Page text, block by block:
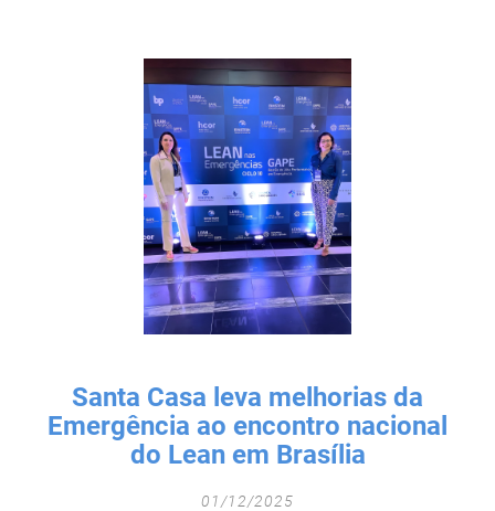
TODOS OS CAMPOS SÃO OBRIGATÓRIOS.
Santa Casa leva melhorias da
Emergência ao encontro nacional
do Lean em Brasília
01/12/2025